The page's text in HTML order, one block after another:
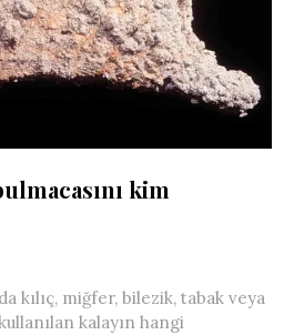
kim
kılıç, miğfer, bilezik, tabak veya
kalayın hangi